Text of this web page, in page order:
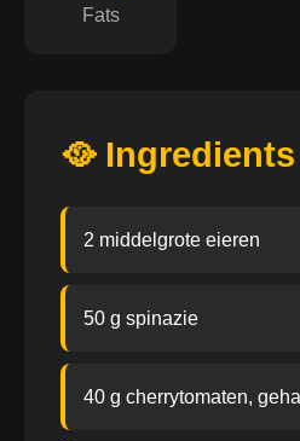
Fats
🥘 Ingredients
2 middelgrote eieren
50 g spinazie
40 g cherrytomaten,